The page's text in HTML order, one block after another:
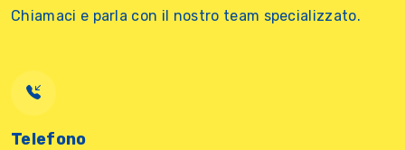
Chiamaci e parla con il nostro team specializzato.
Telefono